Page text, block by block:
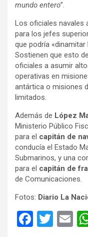
mundo entero”.
Los oficiales navales
para los jefes
que podría
Sostienen que esto
oficiales a asumir
operativas en
antártica o misiones
limitados.
Además de López
Ministerio Público
para el capitán de
conducía el Estado
Submarinos, y una
para el capitán de
de Comunicaciones.
Fotos: Diario La
F
T
E